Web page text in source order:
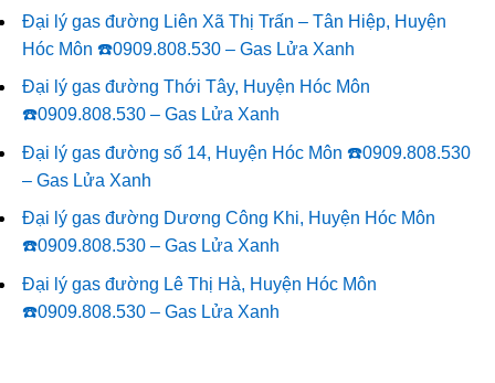
Đại lý gas đường Liên Xã Thị Trấn – Tân Hiệp, Huyện
Hóc Môn ☎️0909.808.530 – Gas Lửa Xanh
Đại lý gas đường Thới Tây, Huyện Hóc Môn
☎️0909.808.530 – Gas Lửa Xanh
Đại lý gas đường số 14, Huyện Hóc Môn ☎️0909.808.530
– Gas Lửa Xanh
Đại lý gas đường Dương Công Khi, Huyện Hóc Môn
☎️0909.808.530 – Gas Lửa Xanh
Đại lý gas đường Lê Thị Hà, Huyện Hóc Môn
☎️0909.808.530 – Gas Lửa Xanh